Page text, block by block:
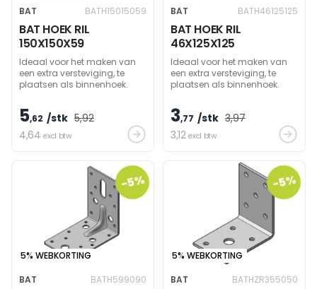
BAT
BATH15015059
BAT HOEK RIL
150X150X59
Ideaal voor het maken van
een extra versteviging, te
plaatsen als binnenhoek.
5,62 /stk 5,92
4,64 excl btw
BAT
BATH46125125
BAT HOEK RIL
46X125X125
Ideaal voor het maken van
een extra versteviging, te
plaatsen als binnenhoek.
3,77 /stk 3,97
3,12 excl btw
-5%
5% WEBKORTING
BAT
BATH599090
-5%
5% WEBKORTING
BAT
BATHZR355050